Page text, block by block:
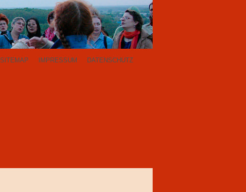
SITEMAP IMPRESSUM DATENSCHUTZ